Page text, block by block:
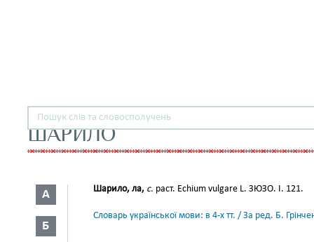
ШАРИЛО
А
Б
Шарило, ла, с. раст. Echium vulgare L. ЗЮЗО. І. 121.
Словарь української мови: в 4-х тт. / За ред. Б.